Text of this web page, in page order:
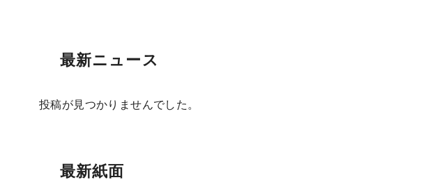
最新ニュース
投稿が見つかりませんでした。
最新紙面